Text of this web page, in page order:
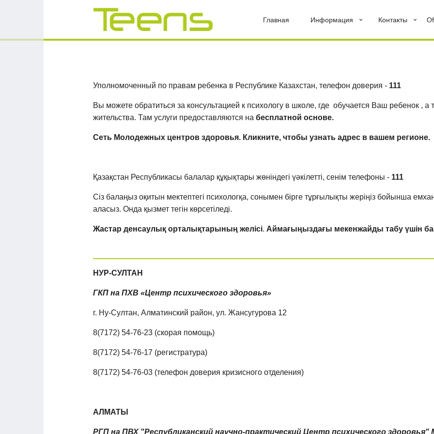
Главная Информация Контакты
Уполномоченный по правам ребенка в Республике Казахстан, телефон доверия - 111
Вы можете обратиться за консультацией к психологу в школе, где обучается Ваш ребенок , а
жительства. Там услуги предоставляются на бесплатной основе.
Сеть Молодежных центров здоровья. Кликните, чтобы узнать адрес в вашем регионе.
Қазақстан Республикасы балалар құқықтары жөніндегі үәкілетті, сенiм телефоны - 111
Сіз балаңыз оқитын мектептегі психологқа, сонымен бірге тұрғылықты жеріңіз бойынша
аласыз. Онда қызмет тегін көрсетіледі.
Жастар денсаулық орталықтарының желісі. Аймағыңыздағы мекенжайды табу үшін
НУР-СУЛТАН
ГКП на ПХВ «Центр психического здоровья»
г. Ну-Султан, Алматинский район, ул. Жансугурова 12
8(7172) 54-76-23 (скорая помощь)
8(7172) 54-76-17 (регистратура)
8(7172) 54-76-03 (телефон доверия кризисного отделения)
АЛМАТЫ
РГП на ПВХ "Республиканский научно-практический Центр психического